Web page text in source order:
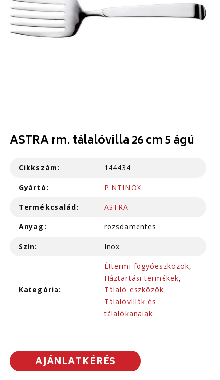
ASTRA rm. tálalóvilla 26 cm 5 ágú
Cikkszám: 144434
Gyártó: PINTINOX
Termékcsalád: ASTRA
Anyag: rozsdamentes
Szín: Inox
Kategória:
Éttermi fogyóeszközök,
Háztartási termékek,
Tálaló eszközök,
Tálalóvillák és
tálalókanalak
AJÁNLATKÉRÉS